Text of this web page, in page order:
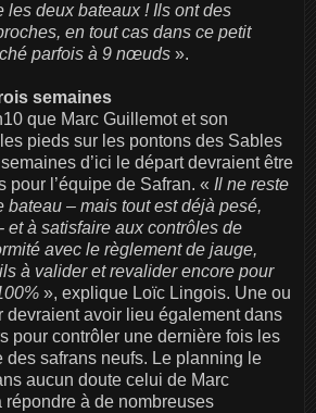
les deux bateaux ! Ils ont des
en tout cas dans ce petit
parfois à 9 nœuds ».
semaines
que Marc Guillemot et son
pieds sur les pontons des Sables
d’ici le départ devraient être
pour l’équipe de Safran. « Il ne reste
bateau – mais tout est déjà pesé,
et à satisfaire aux contrôles de
avec le règlement de jauge,
à valider et revalider encore pour
», explique Loïc Lingois. Une ou
devraient avoir lieu également dans
pour contrôler une dernière fois les
des safrans neufs. Le planning le
aucun doute celui de Marc
à de nombreuses